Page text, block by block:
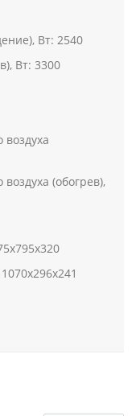
Вт: 2540
Вт: 3300
(обогрев),